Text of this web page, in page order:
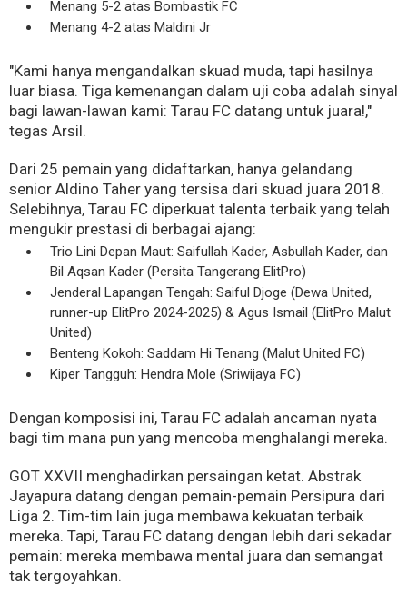
Menang 5-2 atas Bombastik FC
Menang 4-2 atas Maldini Jr
"Kami hanya mengandalkan skuad muda, tapi hasilnya
luar biasa. Tiga kemenangan dalam uji coba adalah sinyal
bagi lawan-lawan kami: Tarau FC datang untuk juara!,"
tegas Arsil.
Dari 25 pemain yang didaftarkan, hanya gelandang
senior Aldino Taher yang tersisa dari skuad juara 2018.
Selebihnya, Tarau FC diperkuat talenta terbaik yang telah
mengukir prestasi di berbagai ajang:
Trio Lini Depan Maut: Saifullah Kader, Asbullah Kader, dan
Bil Aqsan Kader (Persita Tangerang ElitPro)
Jenderal Lapangan Tengah: Saiful Djoge (Dewa United,
runner-up ElitPro 2024-2025) & Agus Ismail (ElitPro Malut
United)
Benteng Kokoh: Saddam Hi Tenang (Malut United FC)
Kiper Tangguh: Hendra Mole (Sriwijaya FC)
Dengan komposisi ini, Tarau FC adalah ancaman nyata
bagi tim mana pun yang mencoba menghalangi mereka.
GOT XXVII menghadirkan persaingan ketat. Abstrak
Jayapura datang dengan pemain-pemain Persipura dari
Liga 2. Tim-tim lain juga membawa kekuatan terbaik
mereka. Tapi, Tarau FC datang dengan lebih dari sekadar
pemain: mereka membawa mental juara dan semangat
tak tergoyahkan.